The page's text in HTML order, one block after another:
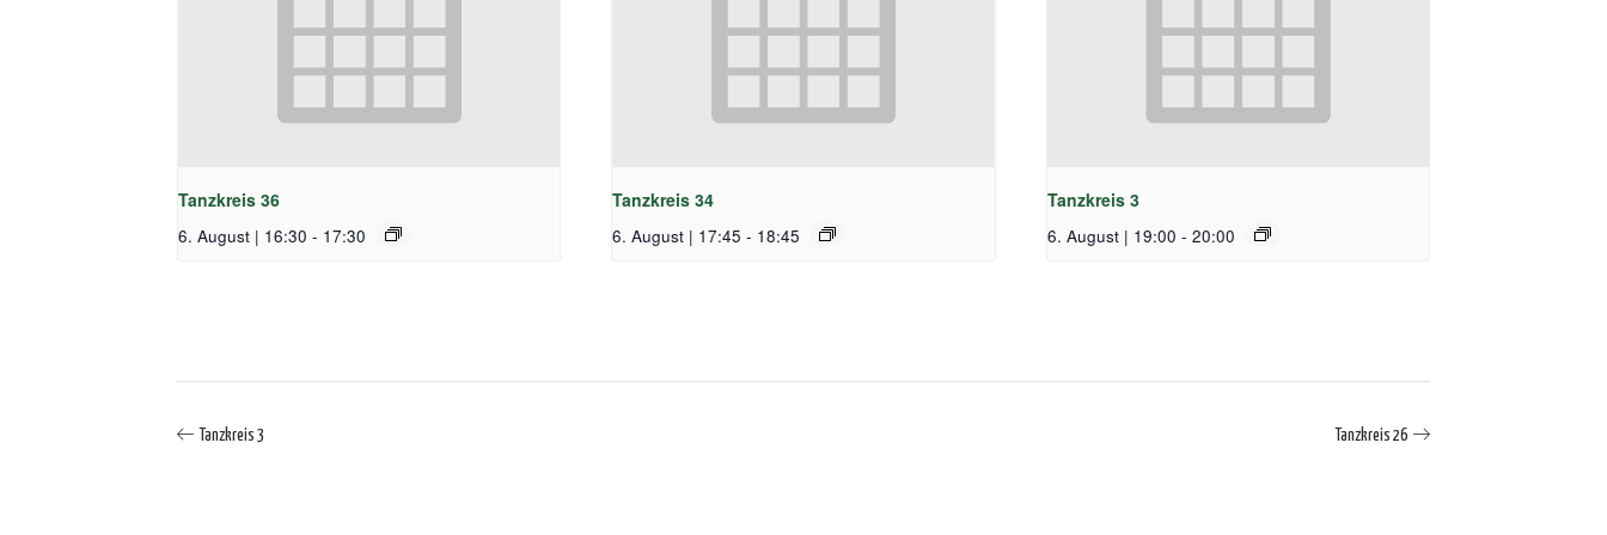
Tanzkreis 36
6. August | 16:30 - 17:30
Tanzkreis 34
6. August | 17:45 - 18:45
Tanzkreis 3
6. August | 19:00 - 20:00
Tanzkreis 3 Tanzkreis 26